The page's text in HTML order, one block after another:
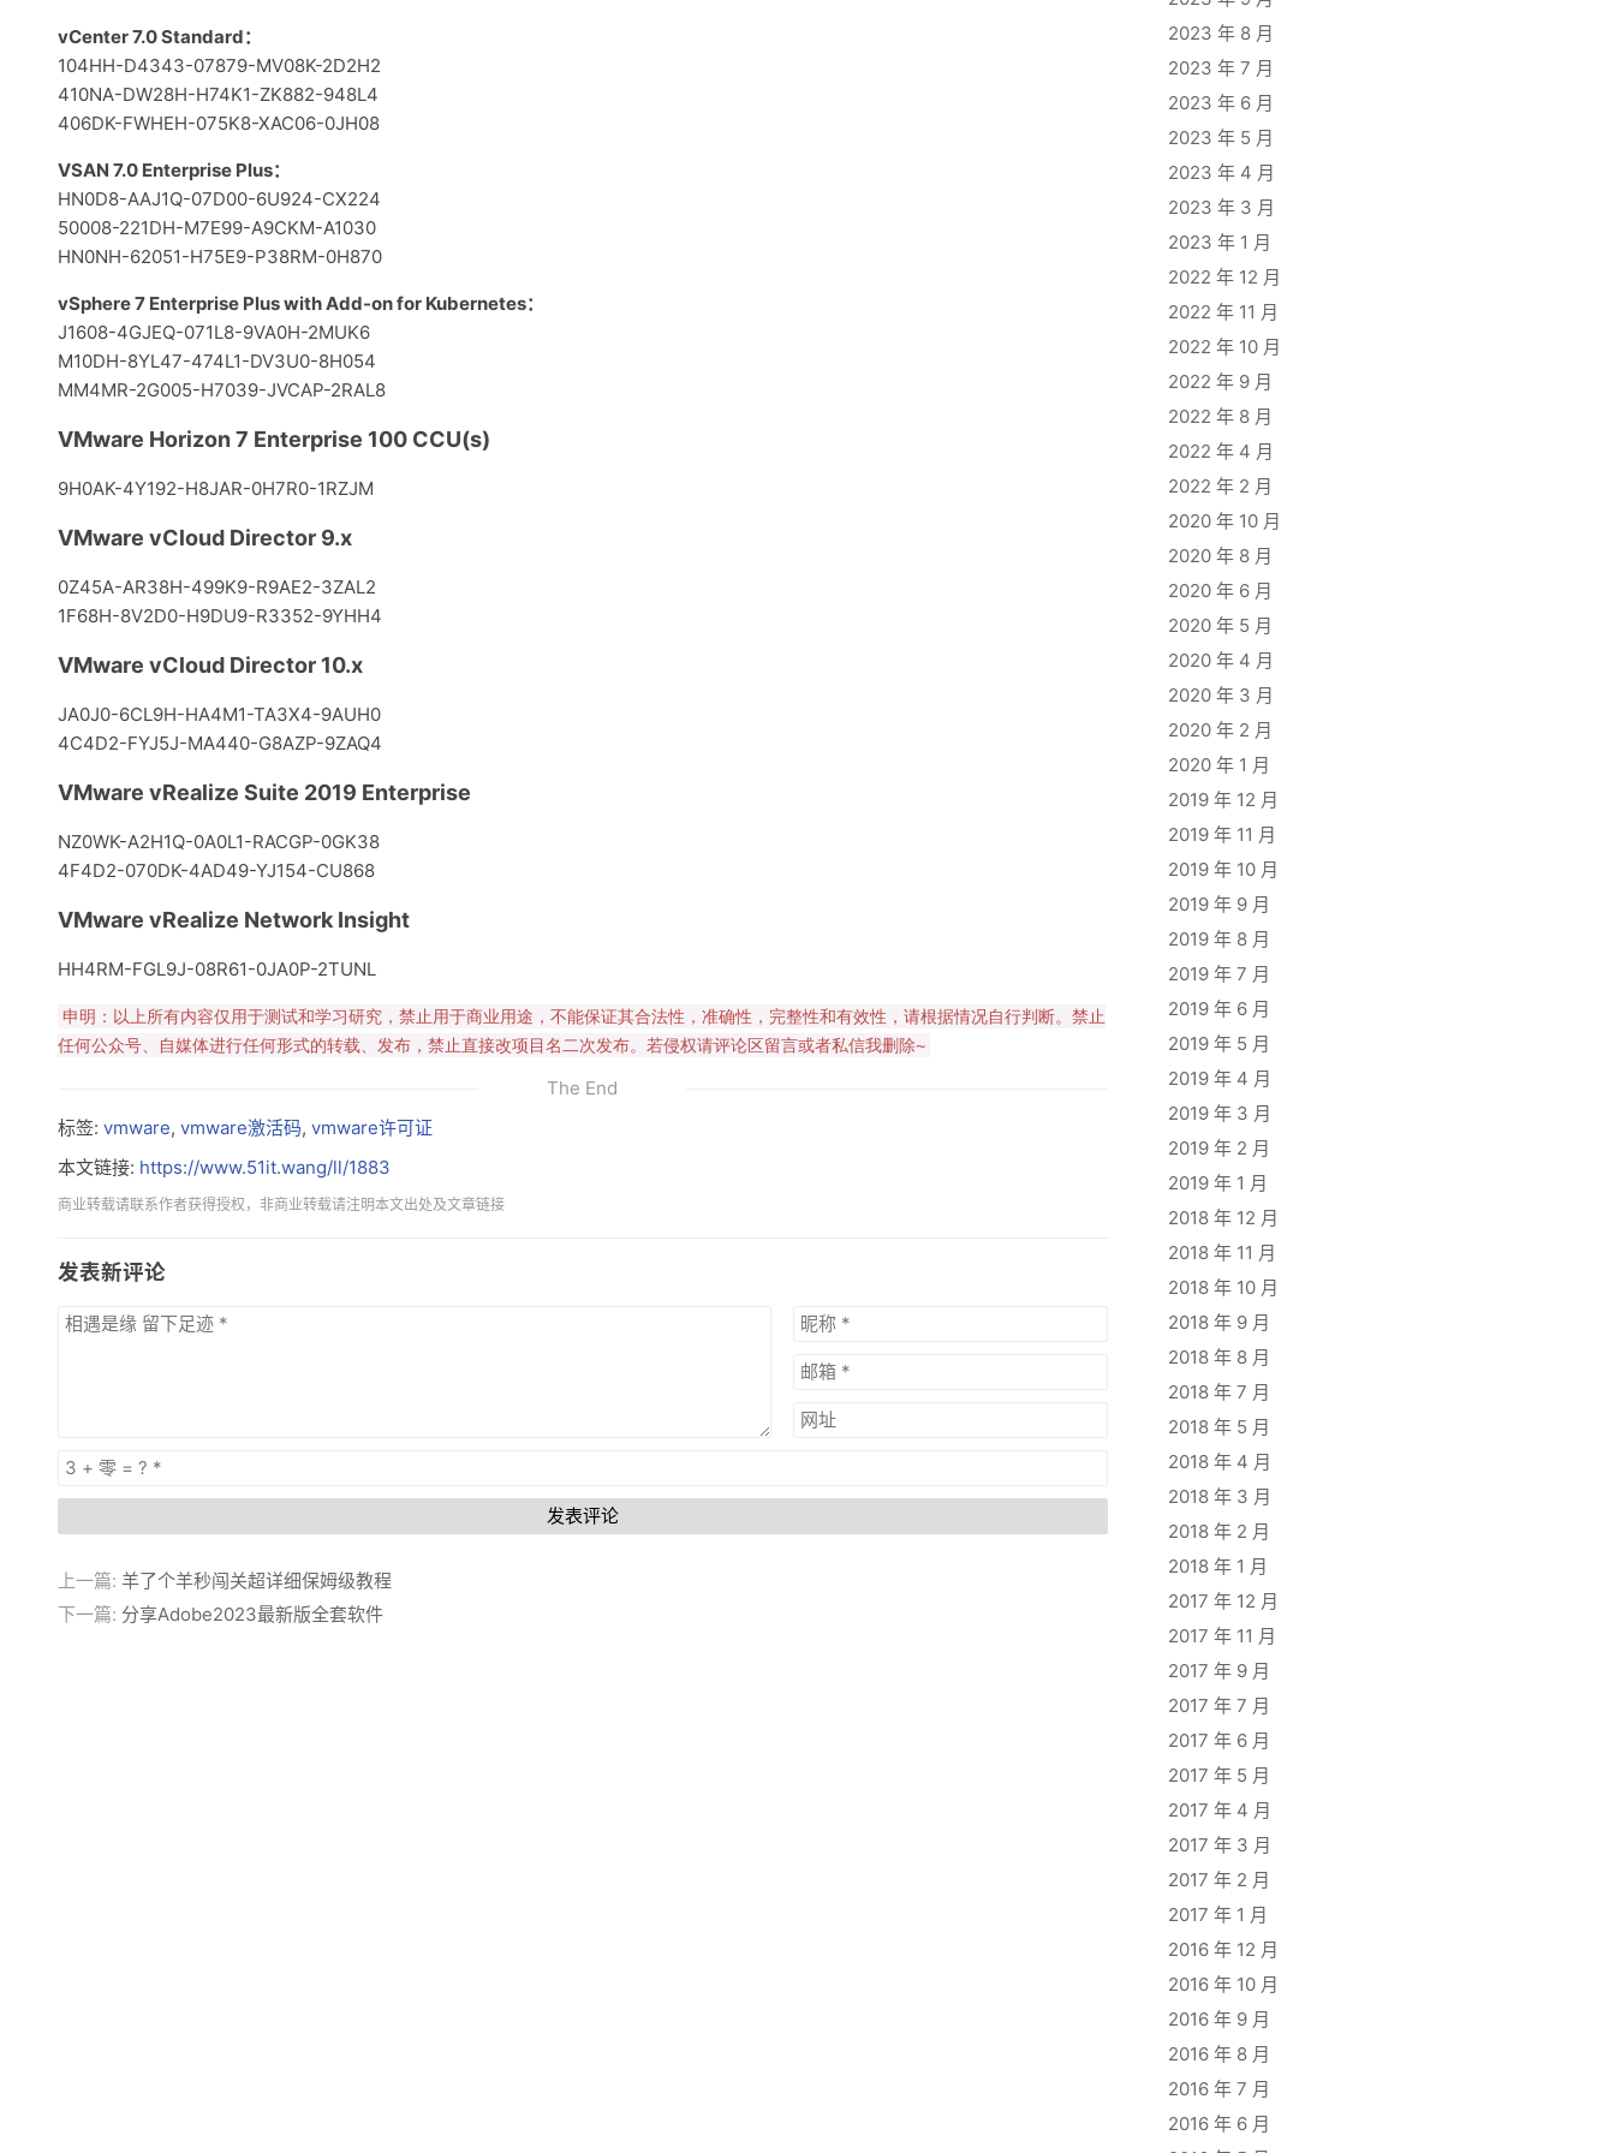
vCenter 7.0 Standard：
104HH-D4343-07879-MV08K-2D2H2
410NA-DW28H-H74K1-ZK882-948L4
406DK-FWHEH-075K8-XAC06-0JH08
VSAN 7.0 Enterprise Plus：
HN0D8-AAJ1Q-07D00-6U924-CX224
50008-221DH-M7E99-A9CKM-A1030
HN0NH-62051-H75E9-P38RM-0H870
vSphere 7 Enterprise Plus with Add-on for Kubernetes：
J1608-4GJEQ-071L8-9VA0H-2MUK6
M10DH-8YL47-474L1-DV3U0-8H054
MM4MR-2G005-H7039-JVCAP-2RAL8
VMware Horizon 7 Enterprise 100 CCU(s)
9H0AK-4Y192-H8JAR-0H7R0-1RZJM
VMware vCloud Director 9.x
0Z45A-AR38H-499K9-R9AE2-3ZAL2
1F68H-8V2D0-H9DU9-R3352-9YHH4
VMware vCloud Director 10.x
JA0J0-6CL9H-HA4M1-TA3X4-9AUH0
4C4D2-FYJ5J-MA440-G8AZP-9ZAQ4
VMware vRealize Suite 2019 Enterprise
NZ0WK-A2H1Q-0A0L1-RACGP-0GK38
4F4D2-070DK-4AD49-YJ154-CU868
VMware vRealize Network Insight
HH4RM-FGL9J-08R61-0JA0P-2TUNL
申明：以上所有内容仅用于测试和学习研究，禁止用于商业用途，不能保证其合法性，准确性，完整性和有效性，请根据情况自行判断。禁止
任何公众号、自媒体进行任何形式的转载、发布，禁止直接改项目名二次发布。若侵权请评论区留言或者私信我删除~
The End
标签: vmware, vmware激活码, vmware许可证
本文链接: https://www.51it.wang/ll/1883
商业转载请联系作者获得授权，非商业转载请注明本文出处及文章链接
发表新评论
发表评论
上一篇: 羊了个羊秒闯关超详细保姆级教程
下一篇: 分享Adobe2023最新版全套软件
2023 年 8 月
2023 年 7 月
2023 年 6 月
2023 年 5 月
2023 年 4 月
2023 年 3 月
2023 年 1 月
2022 年 12 月
2022 年 11 月
2022 年 10 月
2022 年 9 月
2022 年 8 月
2022 年 4 月
2022 年 2 月
2020 年 10 月
2020 年 8 月
2020 年 6 月
2020 年 5 月
2020 年 4 月
2020 年 3 月
2020 年 2 月
2020 年 1 月
2019 年 12 月
2019 年 11 月
2019 年 10 月
2019 年 9 月
2019 年 8 月
2019 年 7 月
2019 年 6 月
2019 年 5 月
2019 年 4 月
2019 年 3 月
2019 年 2 月
2019 年 1 月
2018 年 12 月
2018 年 11 月
2018 年 10 月
2018 年 9 月
2018 年 8 月
2018 年 7 月
2018 年 5 月
2018 年 4 月
2018 年 3 月
2018 年 2 月
2018 年 1 月
2017 年 12 月
2017 年 11 月
2017 年 9 月
2017 年 7 月
2017 年 6 月
2017 年 5 月
2017 年 4 月
2017 年 3 月
2017 年 2 月
2017 年 1 月
2016 年 12 月
2016 年 10 月
2016 年 9 月
2016 年 8 月
2016 年 7 月
2016 年 6 月